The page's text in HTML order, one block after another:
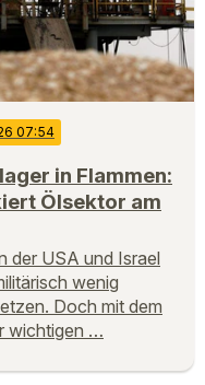
07:54
in Flammen:
Ölsektor am
der USA und Israel
wenig
Doch mit dem
wichtigen …